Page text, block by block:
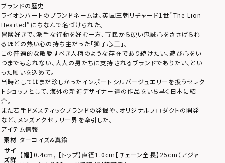
ブランドの歴史
ライオンハートのブランドネームは、英国王朝リチャード1世”The Lion
Hearted”にちなんで名づけられた。
冒険好きで、派手な行動を好む一方、市民から硬い忠誠心をささげられ
るほどの熱い心の持ち主だった「獅子心王」。
この普遍的な敬愛すべき人柄のような存在であり続けたい、遊び心をい
つまでも忘れない、大人の男たちに支持されるブランドでありたい、とい
った願いを込めて。
当時としてはまだ珍しかったインポートシルバージュエリーを扱うセレク
トショップとして、海外の新進デザイナー達の作品をいち早く日本に紹
介。
また若手ドメスティックブランドの発掘や、オリジナルプロダクトの開発
など、メンズアクセサリー界を牽引した。
アイテム情報
素材 ターコイズ&真鍮
サイ
ズ詳
【幅】0.4cm, 【トップ】直径1.0cm【チェーン全長】25cm（アジャ